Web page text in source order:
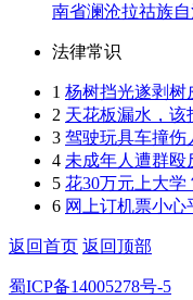
南省澜沧拉祜族自
法律常识
1 杨树挡光遂剥树
2 天花板漏水，该
3 驾驶玩具车撞伤
4 未成年人遭群殴
5 花30万元上大学
6 网上订机票小心
返回首页 返回顶部
蜀ICP备14005278号-5